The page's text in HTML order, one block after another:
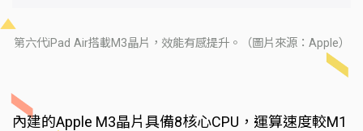
第六代iPad Air搭載M3晶片，效能有感提升。（圖片來源：Apple）
內建的Apple M3晶片具備8核心CPU，運算速度較M1